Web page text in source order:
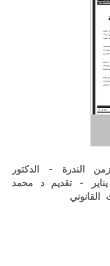
الندرة - الدكتور
- العدد 62 لشهر يناير - تقديم د محمد